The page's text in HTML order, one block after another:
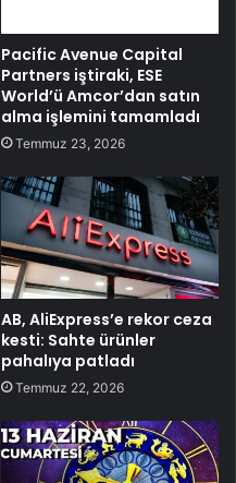
Pacific Avenue Capital
Partners iştiraki, ESE
World’ü Amcor’dan satın
alma işlemini tamamladı
Temmuz 23, 2026
AB, AliExpress’e rekor ceza
kesti: Sahte ürünler
pahalıya patladı
Temmuz 22, 2026